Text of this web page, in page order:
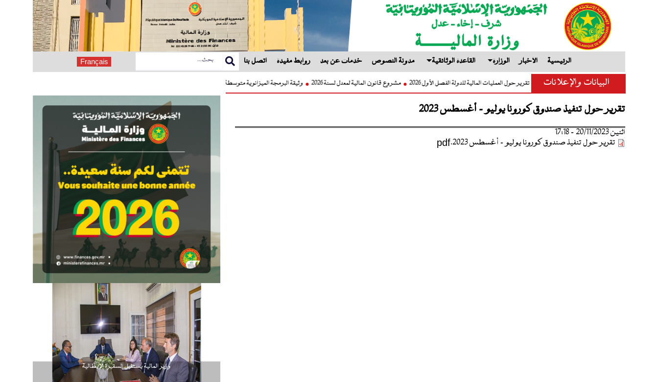
الرئيسية الأخبار الوزارة القاعدة الوثائقية مدونة النصوص خدمات عن بعد روابط مفيدة اتصل بنا Français
البيانات والإعلانات
تعميم إعداد مشروع قانون المالية لسنة 2027 تقرير حول العمليات المالية للدولة الفصل الأول 2026 مشروع قانون المالية لمعدل لسنة 2026 وثيقة البرمجة الميزانوية متوسطة المدى 2027 - 2029
تقرير حول تنفيذ صندوق كورونا يوليو - أغسطس 2023
اثنين 20/11/2023 - 17:18
تقرير حول تنفيذ صندوق كورونا يوليو - أغسطس 2023.pdf
وزير المالية يستقبل السفيرة الإيطالية